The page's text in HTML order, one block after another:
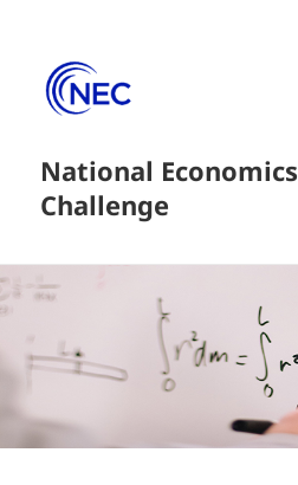
National Economics
Challenge